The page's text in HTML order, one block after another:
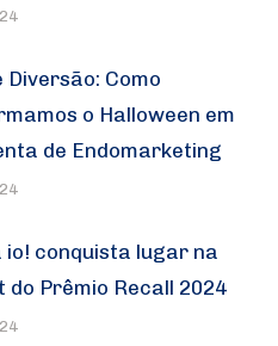
Diversão: Como
o Halloween em
de Endomarketing
io! conquista lugar na
do Prêmio Recall 2024